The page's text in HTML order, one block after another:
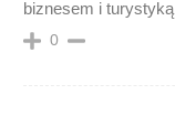
biznesem i turystyką
0